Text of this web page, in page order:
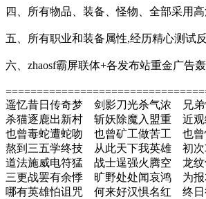
四、所有物品、装备、怪物、全部采用
五、所有职业和装备属性,经历精心测试
六、zhaosf霸屏联体+各发布站重金广告
遥忆昔日传奇梦 剑影刀光杀气浓 兄
杀猫逐鹿出新村 斩妖除魔入盟重 近
也曾毒蛇遭蛇吻 也曾矿工做苦工 也
熬到三五学终技 从此天下我英雄 初
道法施威电符猛 战士逞强火腾空 龙
三更战罢有余悸 旷野处处闻哀鸿 为
哪有英雄怕诅咒 何来好汉惧名红 终